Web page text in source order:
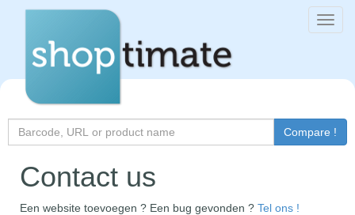
Search
Compare !
Contact us
Een website toevoegen ? Een bug gevonden ? Tel ons !